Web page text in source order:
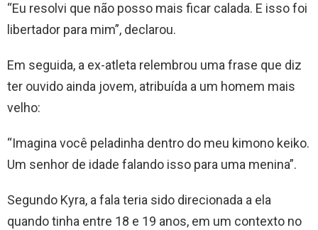
“Eu resolvi que não posso mais ficar calada. E isso foi
libertador para mim”, declarou.
Em seguida, a ex-atleta relembrou uma frase que diz
ter ouvido ainda jovem, atribuída a um homem mais
velho:
“Imagina você peladinha dentro do meu kimono keiko.
Um senhor de idade falando isso para uma menina”.
Segundo Kyra, a fala teria sido direcionada a ela
quando tinha entre 18 e 19 anos, em um contexto no